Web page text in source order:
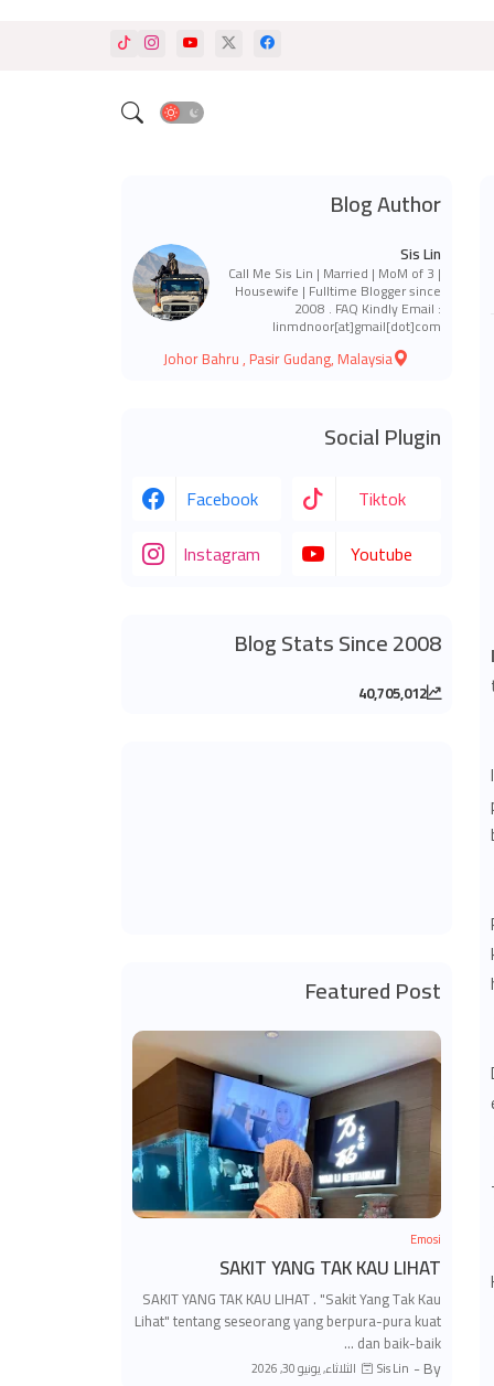
Blog Author
Sis Lin
Call Me Sis Lin | Married | MoM of 3 |
Housewife | Fulltime Blogger since
2008 . FAQ Kindly Email :
linmdnoor[at]gmail[dot]com
Johor Bahru , Pasir Gudang, Malaysia
Social Plugin
Facebook
Tiktok
Instagram
Youtube
Blog Stats Since 2008
40,705,012
Featured Post
Emosi
SAKIT YANG TAK KAU LIHAT
SAKIT YANG TAK KAU LIHAT . "Sakit Yang Tak Kau
Lihat" tentang seseorang yang berpura-pura kuat
dan baik-baik …
By -
Sis Lin الثلاثاء, يونيو 30, 2026